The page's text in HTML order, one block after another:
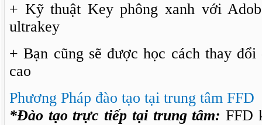
+ Kỹ thuật Key phông xanh với
ultrakey
+ Bạn cũng sẽ được học cách thay
cao
Phương Pháp đào tạo tại trung tâm FFD
*Đào tạo trực tiếp tại trung tâm: FFD